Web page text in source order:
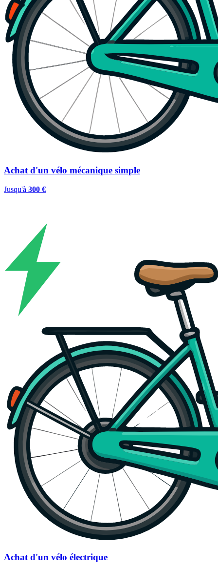
Achat d'un vélo mécanique simple
Jusqu'à 300 €
Achat d'un vélo électrique